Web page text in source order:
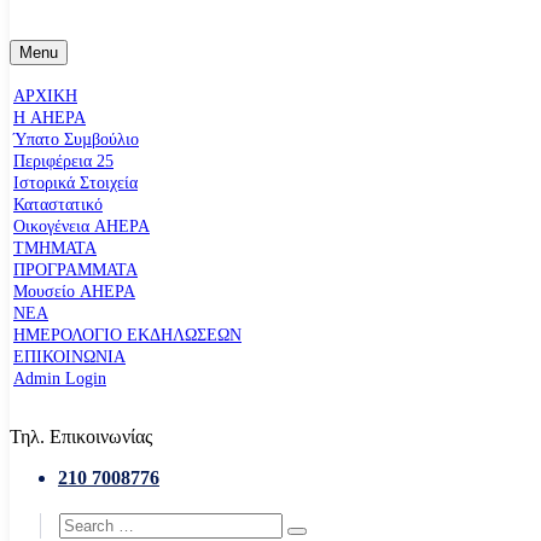
Menu
ΑΡΧΙΚΗ
Η AHEPA
Ύπατο Συµβούλιο
Περιφέρεια 25
Ιστορικά Στοιχεία
Καταστατικό
Οικογένεια AHEPA
ΤΜΗΜΑΤΑ
ΠΡΟΓΡΑΜΜΑΤΑ
Μουσείο AHEPA
ΝΕΑ
ΗΜΕΡΟΛΟΓΙΟ ΕΚΔΗΛΩΣΕΩΝ
ΕΠΙΚΟΙΝΩΝΙΑ
Admin Login
Τηλ. Επικοινωνίας
210 7008776